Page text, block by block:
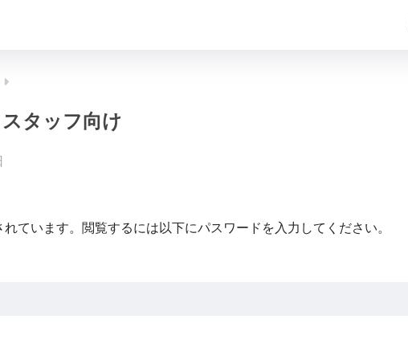
タッフ向け
ています。閲覧するには以下にパスワードを入力してください。